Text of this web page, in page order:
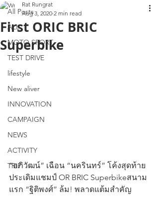
All Posts
ALL
MOTO SPORT
TEST DRIVE
lifestyle
New aliver
INNOVATION
CAMPAIGN
NEWS
ACTIVITY
TRIP
First ORIC BRIC
Superbike
Rat Rungrat
Aug 3, 2020 2 min read
“อภิวัฒน์” เฉือน “นครินทร์” โค้งสุดท้าย
ประเดิมแชมป์ OR BRIC Superbikeสนาม
แรก “ฐิติพงศ์” ล้ม! พลาดแต้มสำคัญ